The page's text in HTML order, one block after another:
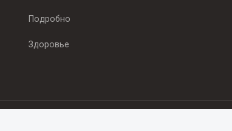
Подробно
Здоровье